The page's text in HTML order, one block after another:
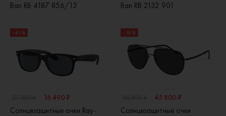
Ban RB 4187 856/13
Ban RB 2132 901
- 41 %
16 490 ₽
Солнцезащитные очки Ray-
- 10 %
45 800 ₽
Солнцезащитные очки